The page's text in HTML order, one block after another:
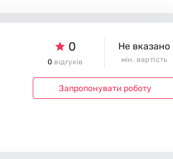
0
0 відгуків
Не вказано
мін. вартість
Запропонувати роботу